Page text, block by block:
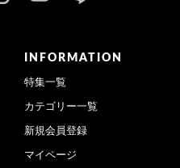
INFORMATION
特集一覧
カテゴリー一覧
新規会員登録
マイページ